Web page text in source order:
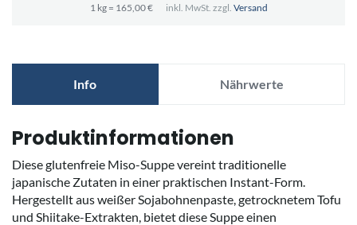
1 kg = 165,00 € inkl. MwSt. zzgl. Versand
Info Nährwerte
Produktinformationen
Diese glutenfreie Miso-Suppe vereint traditionelle
japanische Zutaten in einer praktischen Instant-Form.
Hergestellt aus weißer Sojabohnenpaste, getrocknetem Tofu
und Shiitake-Extrakten, bietet diese Suppe einen